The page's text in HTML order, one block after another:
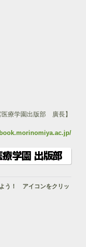
医療学園出版部 廣長】
う！ アイコンをクリッ